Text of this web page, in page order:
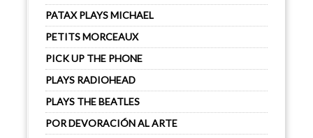
PATAX PLAYS MICHAEL
PETITS MORCEAUX
PICK UP THE PHONE
PLAYS RADIOHEAD
PLAYS THE BEATLES
POR DEVORACIÓN AL ARTE